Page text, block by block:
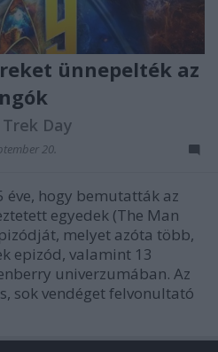
ünnepelték az
Day
20.
éve, hogy bemutatták az
egyedek (The Man
melyet azóta több,
epizód, valamint 13
univerzumában. Az
sok vendéget felvonultató